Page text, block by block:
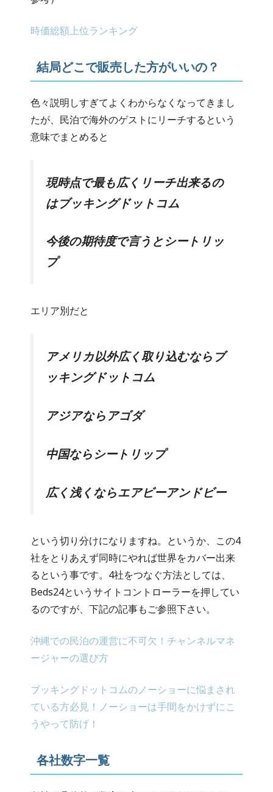
時価総額上位ランキング
結局どこで販売した方がいいの？
色々説明しすぎてよくわからなくなってきまし
たが、民泊で海外のゲストにリーチするという
意味でまとめると
現時点で最も広くリーチ出来るの
はブッキングドットコム
今後の期待度で言うとシートリッ
プ
エリア別だと
アメリカ以外広く取り込むならブ
ッキングドットコム
アジアならアゴダ
中国ならシートリップ
広く浅くならエアビーアンドビー
という切り分けになりますね。というか、この4
社をとりあえず同時にやれば世界をカバー出来
るという事です。4社をつなぐ方法としては、
Beds24というサイトコントローラーを押してい
るのですが、下記の記事もご参照下さい。
沖縄での民泊の運営に不可欠！チャンネルマネ
ージャーの選び方
ブッキングドットコムのノーショーに悩まされ
ている方必見！ノーショーは手間をかけずにこ
うやって防げ！
各社数字一覧